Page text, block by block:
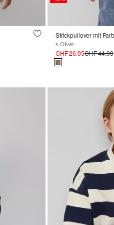
Strickpullover mit
s.Oliver
CHF 26.95CHF 44.90